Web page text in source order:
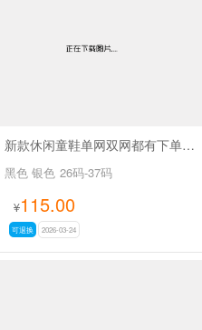
新款休闲童鞋单网双网都有下单备注SA9601 -3
黑色 银色 26码-37码
¥115.00
可退换 2026-03-24